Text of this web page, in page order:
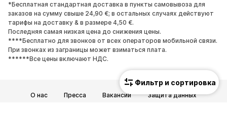
Фильтр и сортировка
ОБУВЬ
НОВИНКИ
Модные тенденции
Кроссовки и кеды
Ботинки
Лодочки и туфли на высоких
Полуботинки
Спортивная обувь
Балетки
*Бесплатная стандартная доставка в пункты самовывоза для
заказов на сумму свыше 24,90 €; в остальных случаях действуют
тарифы на доставку & в размере 4,50 €.
Последняя самая низкая цена до снижения цены.
****Бесплатно для звонков от всех операторов мобильной связи.
При звонках из заграницы может взиматься плата.
******Все цены включают НДС.
О нас Пресса Вакансии
Защита данных